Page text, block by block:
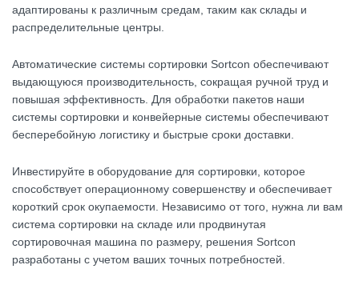
адаптированы к различным средам, таким как склады и
распределительные центры.
Автоматические системы сортировки Sortcon обеспечивают
выдающуюся производительность, сокращая ручной труд и
повышая эффективность. Для обработки пакетов наши
системы сортировки и конвейерные системы обеспечивают
бесперебойную логистику и быстрые сроки доставки.
Инвестируйте в оборудование для сортировки, которое
способствует операционному совершенству и обеспечивает
короткий срок окупаемости. Независимо от того, нужна ли вам
система сортировки на складе или продвинутая
сортировочная машина по размеру, решения Sortcon
разработаны с учетом ваших точных потребностей.